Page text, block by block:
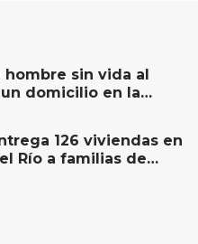
hombre sin vida al
domicilio en la
Rodeo, San Juan del
126 viviendas en
Río a familias de